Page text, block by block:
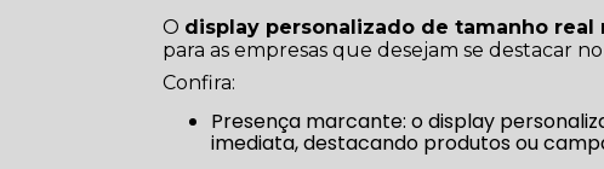
O display personalizado de tamanho real
para as empresas que desejam se destacar
Confira:
Presença marcante: o display personalizado em tamanho real chama atenção de forma
imediata, destacando produtos ou